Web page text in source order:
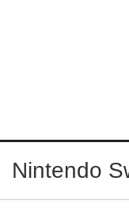
Nintendo